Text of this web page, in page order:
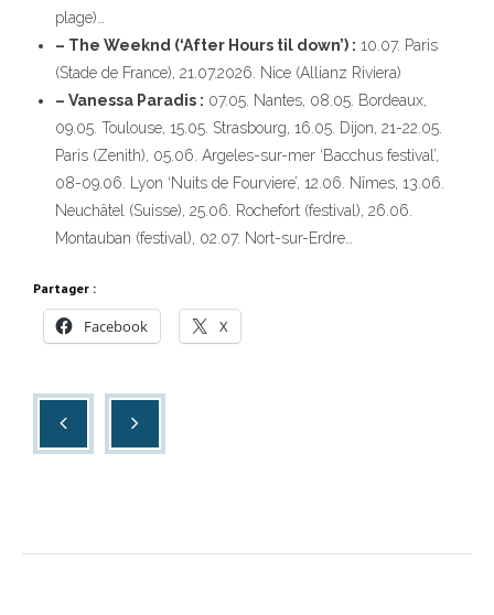
plage)…
– The Weeknd (‘After Hours til down’) : 10.07. Paris
(Stade de France), 21.07.2026. Nice (Allianz Riviera)
– Vanessa Paradis : 07.05. Nantes, 08.05. Bordeaux,
09.05. Toulouse, 15.05. Strasbourg, 16.05. Dijon, 21-22.05.
Paris (Zenith), 05.06. Argeles-sur-mer ‘Bacchus festival’,
08-09.06. Lyon ‘Nuits de Fourviere’, 12.06. Nîmes, 13.06.
Neuchâtel (Suisse), 25.06. Rochefort (festival), 26.06.
Montauban (festival), 02.07. Nort-sur-Erdre…
Partager :
Facebook X